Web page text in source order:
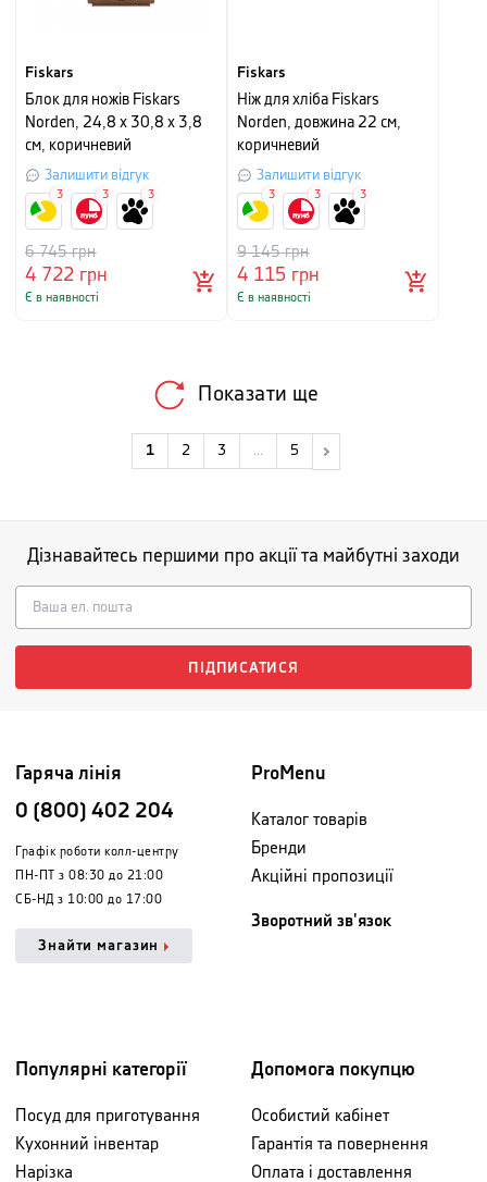
Fiskars
Блок для ножів Fiskars
Norden, 24,8 х 30,8 х 3,8
см, коричневий
Залишити відгук
4 722 грн
6 745грн
Є в наявності
3 3 3
Fiskars
Ніж для хліба Fiskars
Norden, довжина 22 см,
коричневий
Залишити відгук
4 115 грн
9 145грн
Є в наявності
3 3 3
Показати ще
1 2 3 ... 5
Дізнавайтесь першими про акції та майбутні заходи
ПІДПИСАТИСЯ
Гаряча лінія
0 (800) 402 204
Графік роботи колл-центру
ПН-ПТ з 08:30 до 21:00
СБ-НД з 10:00 до 17:00
Знайти магазин
ProMenu
Каталог товарів
Бренди
Акційні пропозиції
Зворотний зв'язок
Популярні категорії
Посуд для приготування
Кухонний інвентар
Нарізка
Допомога покупцю
Особистий кабінет
Гарантія та повернення
Оплата і доставлення